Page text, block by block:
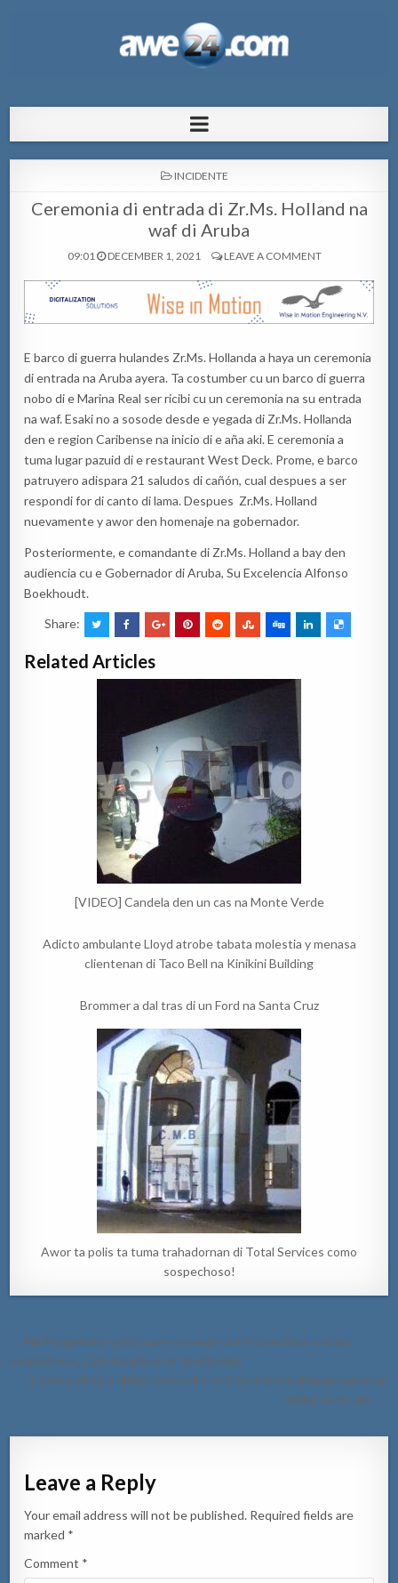
pa Aruba
POSTED
INCIDENTE
Ceremonia di entrada di Zr.Ms. Holland na
waf di Aruba
09:01 DECEMBER 1, 2021 LEAVE A COMMENT
E barco di guerra hulandes Zr.Ms. Hollanda a haya un ceremonia
di entrada na Aruba ayera. Ta costumber cu un barco di guerra
nobo di e Marina Real ser ricibi cu un ceremonia na su entrada
na waf. Esaki no a sosode desde e yegada di Zr.Ms. Hollanda
den e region Caribense na inicio di e aña aki. E ceremonia a
tuma lugar pazuid di e restaurant West Deck. Prome, e barco
patruyero adispara 21 saludos di cañón, cual despues a ser
respondi for di canto di lama. Despues Zr.Ms. Holland
nuevamente y awor den homenaje na gobernador.
Posteriormente, e comandante di Zr.Ms. Holland a bay den
audiencia cu e Gobernador di Aruba, Su Excelencia Alfonso
Boekhoudt.
Share:
Related Articles
[VIDEO] Candela den un cas na Monte Verde
Adicto ambulante Lloyd atrobe tabata molestia y menasa
clientenan di Taco Bell na Kinikini Building
Brommer a dal tras di un Ford na Santa Cruz
Awor ta polis ta tuma trahadornan di Total Services como
sospechoso!
Post
navigation
← Na Morgenster polis a para un auto cual e chauffeur a actua
sospechoso, a bin resulta e no tin rijbewijs
E siman aki ta e ultimo siman di e entrenamiento di rastreadornan
militar na Aruba. →
Leave a Reply
Your email address will not be published. Required fields are
marked *
Comment *